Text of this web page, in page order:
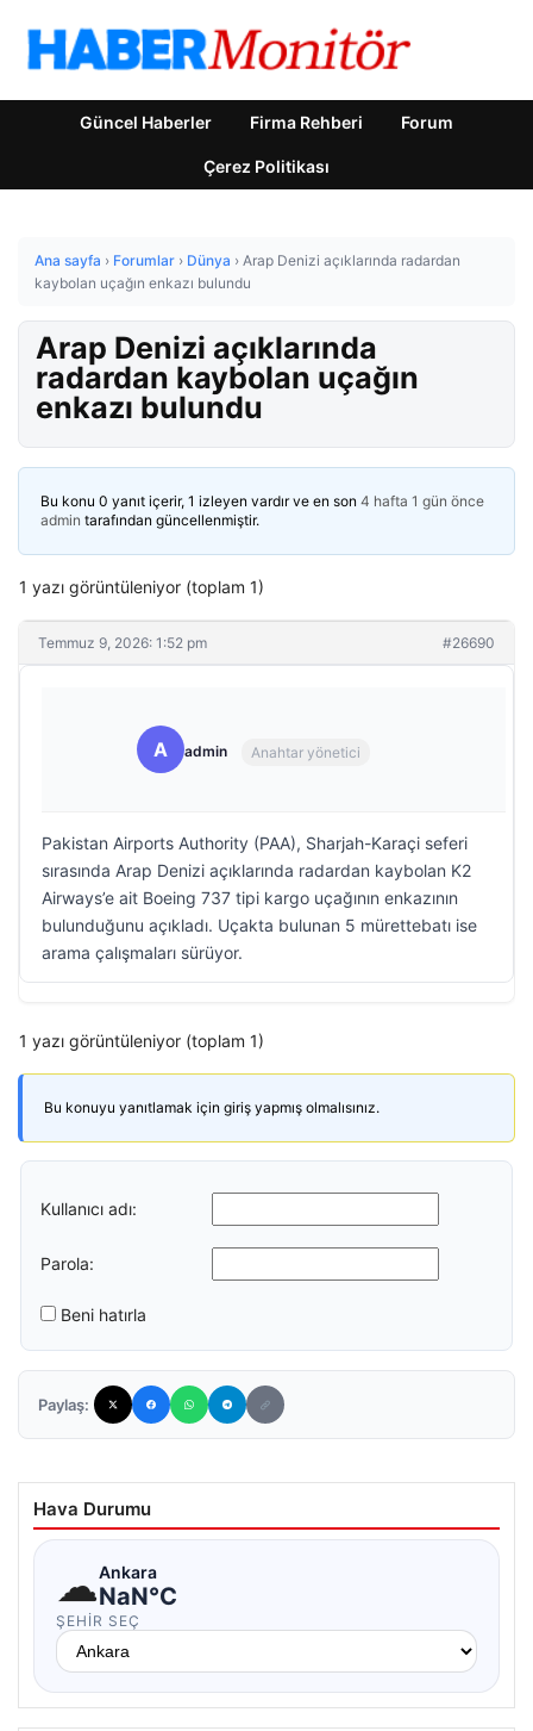
Güncel Haberler Firma Rehberi Forum
Çerez Politikası
Ana sayfa › Forumlar › Dünya › Arap Denizi açıklarında radardan
kaybolan uçağın enkazı bulundu
Arap Denizi açıklarında
radardan kaybolan uçağın
enkazı bulundu
Bu konu 0 yanıt içerir, 1 izleyen vardır ve en son 4 hafta 1 gün önce
admin tarafından güncellenmiştir.
1 yazı görüntüleniyor (toplam 1)
Temmuz 9, 2026: 1:52 pm #26690
A admin Anahtar yönetici
Pakistan Airports Authority (PAA), Sharjah-Karaçi seferi
sırasında Arap Denizi açıklarında radardan kaybolan K2
Airways’e ait Boeing 737 tipi kargo uçağının enkazının
bulunduğunu açıkladı. Uçakta bulunan 5 mürettebatı ise
arama çalışmaları sürüyor.
1 yazı görüntüleniyor (toplam 1)
Bu konuyu yanıtlamak için giriş yapmış olmalısınız.
Kullanıcı adı:
Parola:
Beni hatırla
Paylaş:
Hava Durumu
☁Ankara
NaN°C
ŞEHIR SEÇ